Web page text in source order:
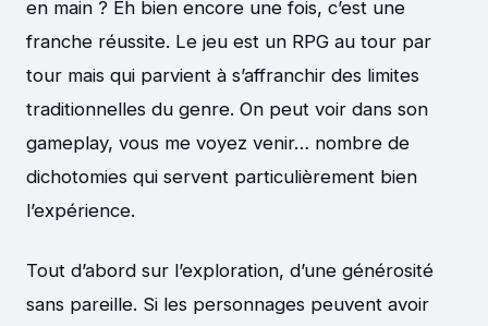
en main ? Eh bien encore une fois, c’est une
franche réussite. Le jeu est un RPG au tour par
tour mais qui parvient à s’affranchir des limites
traditionnelles du genre. On peut voir dans son
gameplay, vous me voyez venir… nombre de
dichotomies qui servent particulièrement bien
l’expérience.
Tout d’abord sur l’exploration, d’une générosité
sans pareille. Si les personnages peuvent avoir